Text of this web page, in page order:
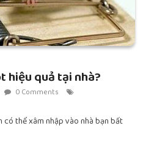
hiệu quả tại nhà?
0 Comments
có thể xâm nhập vào nhà bạn bất